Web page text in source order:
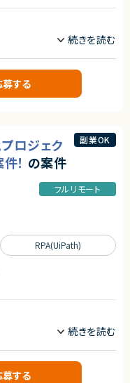
るため、技術力を高めたい
むことができ、専門性をさ
クトへ入りやすい環境で
日程度出社のハイブリッド
広告の管理画面操作お
に一人称で対応できること
値変化を検知して迅速にエ
フロー改善やAIツールを用い
経験
務遂行できる方
ルマーケティングプロジェク
立案および実行
通貫推進
調整
募する
ロジェク
！ の案件
フルリモート
副業OK
開発・運用プロジェクトで
RPA(UiPath)
募する